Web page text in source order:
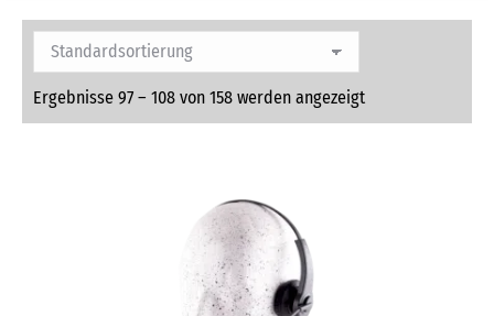
Ergebnisse 97 – 108 von 158 werden angezeigt